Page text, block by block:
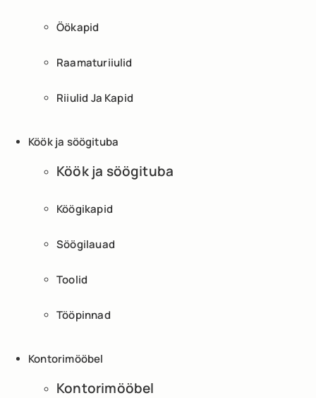
Öökapid
Raamaturiiulid
Riiulid Ja Kapid
Köök ja söögituba
Köök ja söögituba
Köögikapid
Söögilauad
Toolid
Tööpinnad
Kontorimööbel
Kontorimööbel